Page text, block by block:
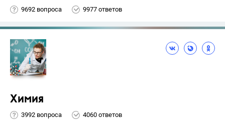
9692 вопроса 9977 ответов
Химия
3992 вопроса 4060 ответов